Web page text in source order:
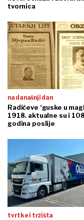
tvornica
na današnji dan
Radićeve ‘guske u
1918. aktualne su i 108
godina poslije
tvrtke i tržišta